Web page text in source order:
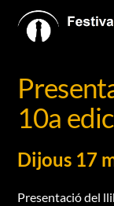
10a
Dijous 17
Presentació del